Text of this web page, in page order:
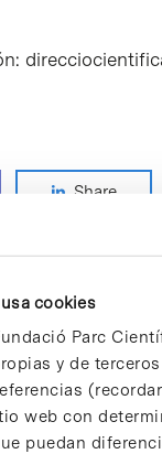
cookies
Parc
y de
web con
puedan
Share
vistas